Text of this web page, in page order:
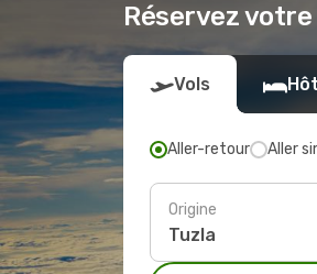
Réservez
Vols
Aller-retour Aller
Origine